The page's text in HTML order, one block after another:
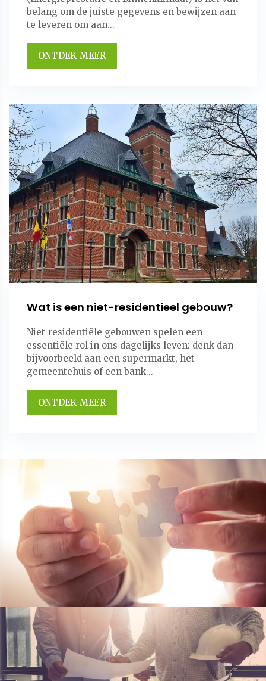
belang om de juiste gegevens en bewijzen aan
te leveren om aan...
ONTDEK MEER
Wat is een niet-residentieel gebouw?
Niet-residentiële gebouwen spelen een
essentiële rol in ons dagelijks leven: denk dan
bijvoorbeeld aan een supermarkt, het
gemeentehuis of een bank...
ONTDEK MEER